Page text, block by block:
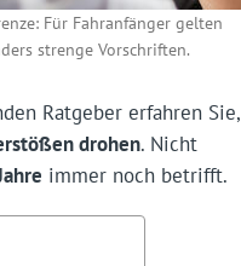
Für Fahranfänger gelten
strenge Vorschriften.
Ratgeber erfahren Sie,
drohen. Nicht
immer noch betrifft.